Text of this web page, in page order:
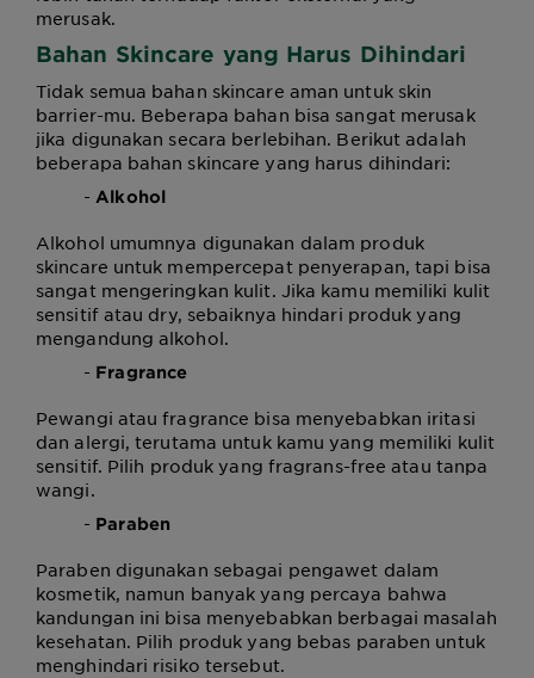
merusak.
Bahan Skincare yang Harus Dihindari
Tidak semua bahan skincare aman untuk skin
barrier-mu. Beberapa bahan bisa sangat merusak
jika digunakan secara berlebihan. Berikut adalah
beberapa bahan skincare yang harus dihindari:
- Alkohol
Alkohol umumnya digunakan dalam produk
skincare untuk mempercepat penyerapan, tapi bisa
sangat mengeringkan kulit. Jika kamu memiliki kulit
sensitif atau dry, sebaiknya hindari produk yang
mengandung alkohol.
- Fragrance
Pewangi atau fragrance bisa menyebabkan iritasi
dan alergi, terutama untuk kamu yang memiliki kulit
sensitif. Pilih produk yang fragrans-free atau tanpa
wangi.
- Paraben
Paraben digunakan sebagai pengawet dalam
kosmetik, namun banyak yang percaya bahwa
kandungan ini bisa menyebabkan berbagai masalah
kesehatan. Pilih produk yang bebas paraben untuk
menghindari risiko tersebut.